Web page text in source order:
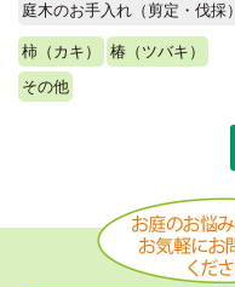
庭木のお手入れ（剪定・伐採）
柿（カキ）
椿（ツバキ）
その他